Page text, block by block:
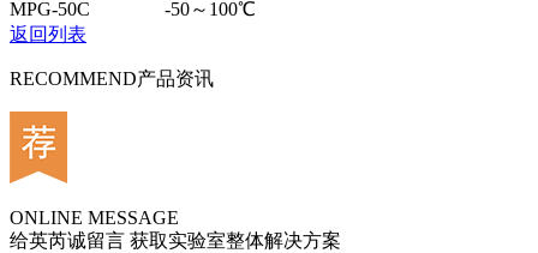
MPG-50C
-50～100℃
返回列表
RECOMMEND产品资讯
ONLINE MESSAGE
给英芮诚留言 获取实验室整体解决方案